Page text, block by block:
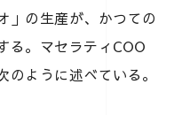
」の生産が、かつての
る。マセラティCOO
ように述べている。